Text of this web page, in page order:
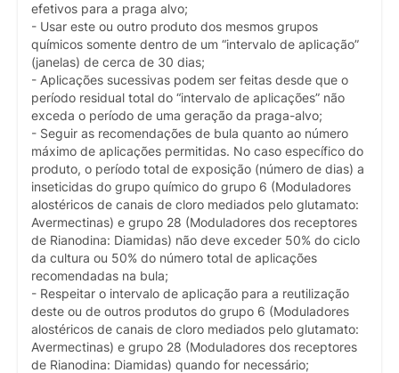
efetivos para a praga alvo;
- Usar este ou outro produto dos mesmos grupos
químicos somente dentro de um “intervalo de aplicação”
(janelas) de cerca de 30 dias;
- Aplicações sucessivas podem ser feitas desde que o
período residual total do “intervalo de aplicações” não
exceda o período de uma geração da praga-alvo;
- Seguir as recomendações de bula quanto ao número
máximo de aplicações permitidas. No caso específico do
produto, o período total de exposição (número de dias) a
inseticidas do grupo químico do grupo 6 (Moduladores
alostéricos de canais de cloro mediados pelo glutamato:
Avermectinas) e grupo 28 (Moduladores dos receptores
de Rianodina: Diamidas) não deve exceder 50% do ciclo
da cultura ou 50% do número total de aplicações
recomendadas na bula;
- Respeitar o intervalo de aplicação para a reutilização
deste ou de outros produtos do grupo 6 (Moduladores
alostéricos de canais de cloro mediados pelo glutamato:
Avermectinas) e grupo 28 (Moduladores dos receptores
de Rianodina: Diamidas) quando for necessário;